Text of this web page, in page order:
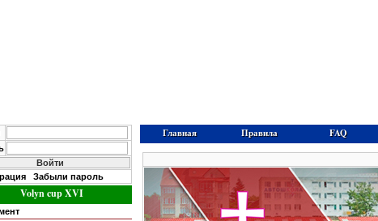
Забыли пароль
Volyn cup XVI
Главная Правила FAQ